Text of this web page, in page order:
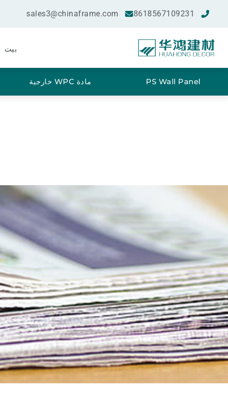
8618567109231
sales3@chinaframe.com
بيت
PS Wall Panel مادة WPC خارجية